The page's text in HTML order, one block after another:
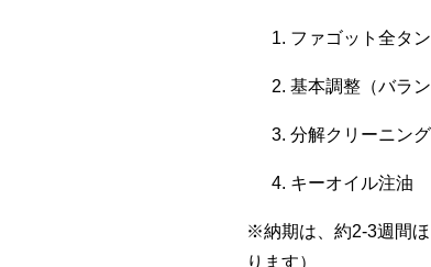
ファゴット全タ
基本調整（バラ
分解クリーニング
キーオイル注油
※納期は、約2-3週間
ります）